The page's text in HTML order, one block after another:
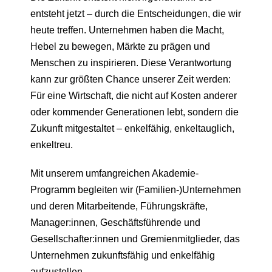
entsteht jetzt – durch die Entscheidungen, die wir
heute treffen. Unternehmen haben die Macht,
Hebel zu bewegen, Märkte zu prägen und
Menschen zu inspirieren. Diese Verantwortung
kann zur größten Chance unserer Zeit werden:
Für eine Wirtschaft, die nicht auf Kosten anderer
oder kommender Generationen lebt, sondern die
Zukunft mitgestaltet – enkelfähig, enkeltauglich,
enkeltreu.
Mit unserem umfangreichen Akademie-
Programm begleiten wir (Familien-)Unternehmen
und deren Mitarbeitende, Führungskräfte,
Manager:innen, Geschäftsführende und
Gesellschafter:innen und Gremienmitglieder, das
Unternehmen zukunftsfähig und enkelfähig